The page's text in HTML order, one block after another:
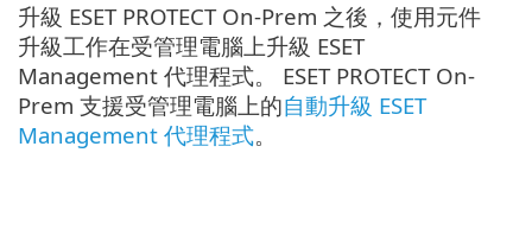
升級 ESET PROTECT On-Prem 之後，使用元件
升級工作在受管理電腦上升級 ESET
Management 代理程式。 ESET PROTECT On-
Prem 支援受管理電腦上的自動升級 ESET
Management 代理程式。